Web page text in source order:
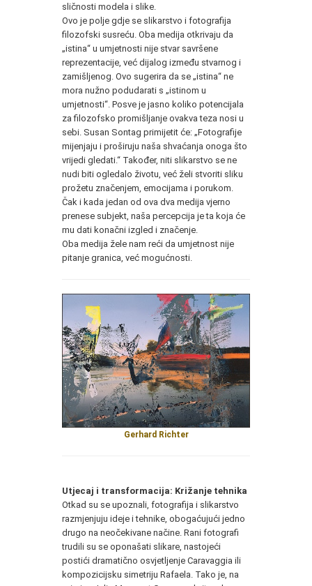
sličnosti modela i slike.
Ovo je polje gdje se slikarstvo i fotografija
filozofski susreću. Oba medija otkrivaju da
„istina“ u umjetnosti nije stvar savršene
reprezentacije, već dijalog između stvarnog i
zamišljenog. Ovo sugerira da se „istina“ ne
mora nužno podudarati s „istinom u
umjetnosti“. Posve je jasno koliko potencijala
za filozofsko promišljanje ovakva teza nosi u
sebi. Susan Sontag primijetit će: „Fotografije
mijenjaju i proširuju naša shvaćanja onoga što
vrijedi gledati.“ Također, niti slikarstvo se ne
nudi biti ogledalo životu, već želi stvoriti sliku
prožetu značenjem, emocijama i porukom.
Čak i kada jedan od ova dva medija vjerno
prenese subjekt, naša percepcija je ta koja će
mu dati konačni izgled i značenje.
Oba medija žele nam reći da umjetnost nije
pitanje granica, već mogućnosti.
Gerhard Richter
Utjecaj i transformacija: Križanje tehnika
Otkad su se upoznali, fotografija i slikarstvo
razmjenjuju ideje i tehnike, obogaćujući jedno
drugo na neočekivane načine. Rani fotografi
trudili su se oponašati slikare, nastojeći
postići dramatično osvjetljenje Caravaggia ili
kompozicijsku simetriju Rafaela. Tako je, na